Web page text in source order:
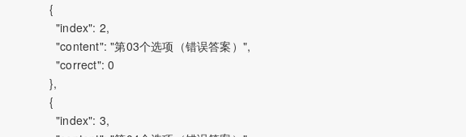
              {
                "index": 2,
                "content": "第03个选项（错误答案）",
                "correct": 0
              },
              {
                "index": 3,